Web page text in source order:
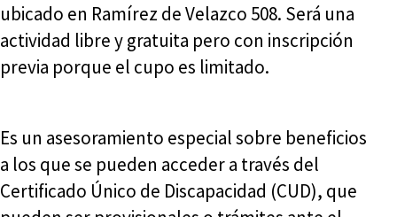
ubicado en Ramírez de Velazco 508. Será una
actividad libre y gratuita pero con inscripción
previa porque el cupo es limitado.
Es un asesoramiento especial sobre beneficios
a los que se pueden acceder a través del
Certificado Único de Discapacidad (CUD), que